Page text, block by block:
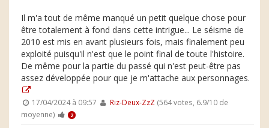
Il m'a tout de même manqué un petit quelque chose pour
être totalement à fond dans cette intrigue... Le séisme de
2010 est mis en avant plusieurs fois, mais finalement peu
exploité puisqu'il n'est que le point final de toute l'histoire.
De même pour la partie du passé qui n'est peut-être pas
assez développée pour que je m'attache aux personnages.
17/04/2024 à 09:57 Riz-Deux-ZzZ (564 votes, 6.9/10 de
moyenne)
2